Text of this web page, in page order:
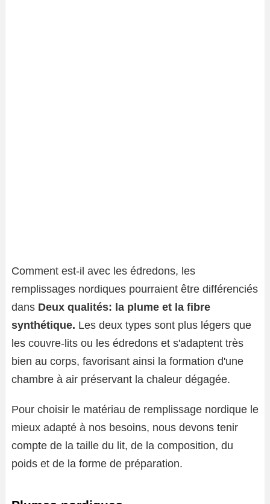
Comment est-il avec les édredons, les
remplissages nordiques pourraient être différenciés
dans Deux qualités: la plume et la fibre
synthétique. Les deux types sont plus légers que
les couvre-lits ou les édredons et s'adaptent très
bien au corps, favorisant ainsi la formation d'une
chambre à air préservant la chaleur dégagée.
Pour choisir le matériau de remplissage nordique le
mieux adapté à nos besoins, nous devons tenir
compte de la taille du lit, de la composition, du
poids et de la forme de préparation.